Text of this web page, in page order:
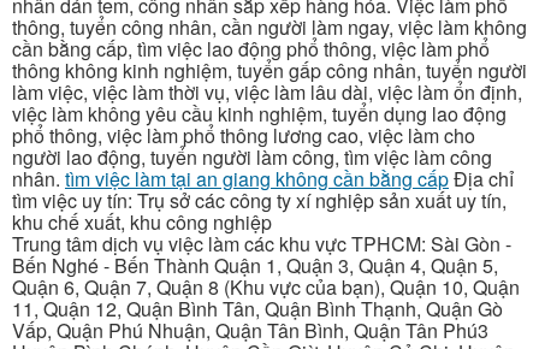
thông, tuyển công nhân, cần người làm ngay, việc làm không
cần bằng cấp, tìm việc lao động phổ thông, việc làm phổ
thông không kinh nghiệm, tuyển gấp công nhân, tuyển người
làm việc, việc làm thời vụ, việc làm lâu dài, việc làm ổn định,
việc làm không yêu cầu kinh nghiệm, tuyển dụng lao động
phổ thông, việc làm phổ thông lương cao, việc làm cho
người lao động, tuyển người làm công, tìm việc làm công
nhân. tìm việc làm tại an giang không cần bằng cấpĐịa chỉ
tìm việc uy tín: Trụ sở các công ty xí nghiệp sản xuất uy tín,
khu chế xuất, khu công nghiệp
Trung tâm dịch vụ việc làm các khu vực TPHCM: Sài Gòn -
Bến Nghé - Bến Thành Quận 1, Quận 3, Quận 4, Quận 5,
Quận 6, Quận 7, Quận 8 (Khu vực của bạn), Quận 10, Quận
11, Quận 12, Quận Bình Tân, Quận Bình Thạnh, Quận Gò
Vấp, Quận Phú Nhuận, Quận Tân Bình, Quận Tân Phú3